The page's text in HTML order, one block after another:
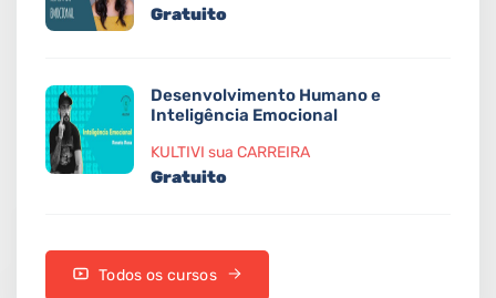
Gratuito
Desenvolvimento Humano e
Inteligência Emocional
KULTIVI sua CARREIRA
Gratuito
Todos os cursos